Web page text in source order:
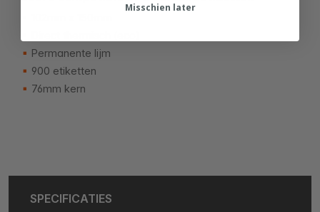
Permanente lijm
900 etiketten
76mm kern
SPECIFICATIES
Misschien later